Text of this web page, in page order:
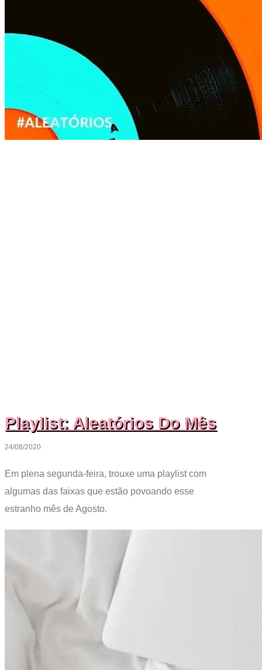
Playlist: Aleatórios Do Mês
24/08/2020
Em plena segunda-feira, trouxe uma playlist com
algumas das faixas que estão povoando esse
estranho mês de Agosto.